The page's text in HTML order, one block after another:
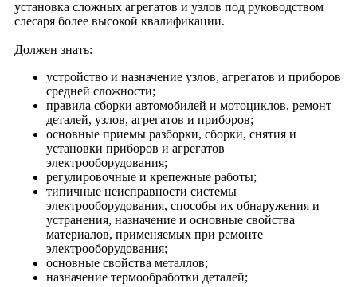
установка сложных агрегатов и узлов под руководством
слесаря более высокой квалификации.
Должен знать:
устройство и назначение узлов, агрегатов и приборов
средней сложности;
правила сборки автомобилей и мотоциклов, ремонт
деталей, узлов, агрегатов и приборов;
основные приемы разборки, сборки, снятия и
установки приборов и агрегатов
электрооборудования;
регулировочные и крепежные работы;
типичные неисправности системы
электрооборудования, способы их обнаружения и
устранения, назначение и основные свойства
материалов, применяемых при ремонте
электрооборудования;
основные свойства металлов;
назначение термообработки деталей;